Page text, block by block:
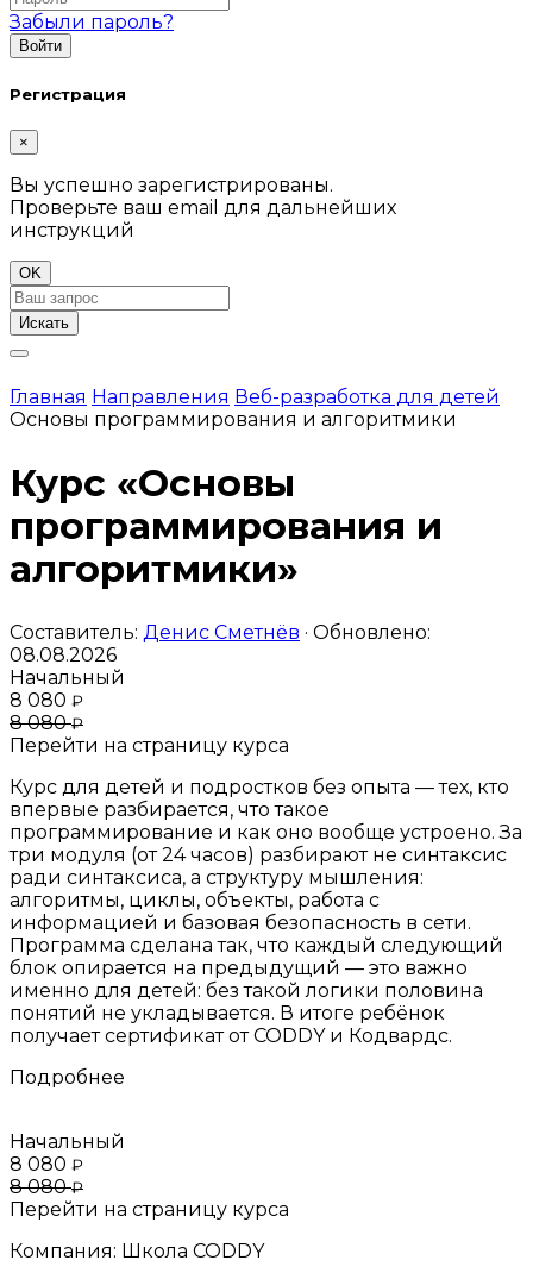
Забыли пароль?
Регистрация
×
Вы успешно зарегистрированы.
Проверьте ваш email для дальнейших
инструкций
OK
Искать
Главная Направления Веб-разработка для детей
Основы программирования и алгоритмики
Курс «Основы
программирования и
алгоритмики»
Составитель: Денис Сметнёв · Обновлено:
08.08.2026
Начальный
8 080 ₽
8 080₽
Перейти на страницу курса
Курс для детей и подростков без опыта — тех, кто
впервые разбирается, что такое
программирование и как оно вообще устроено. За
три модуля (от 24 часов) разбирают не синтаксис
ради синтаксиса, а структуру мышления:
алгоритмы, циклы, объекты, работа с
информацией и базовая безопасность в сети.
Программа сделана так, что каждый следующий
блок опирается на предыдущий — это важно
именно для детей: без такой логики половина
понятий не укладывается. В итоге ребёнок
получает сертификат от CODDY и Кодвардс.
Подробнее
Начальный
8 080 ₽
8 080₽
Перейти на страницу курса
Компания: Школа CODDY